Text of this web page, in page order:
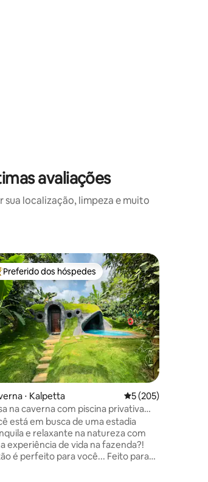
avaliações
localização, limpeza e muito
média de 5, 201 avaliações
os melhores preferidos dos hóspedes
Preferido dos hóspedes
⋅ Kalpetta 5 de uma avaliação
5 (205)
na caverna com piscina privativa
Rivertree FarmStay
está em busca de uma estadia
e relaxante na natureza com
experiência de vida na fazenda?!
é perfeito para você... Feito para